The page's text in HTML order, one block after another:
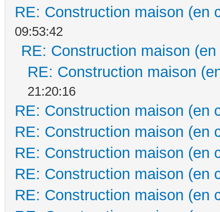
RE: Construction maison (en
09:53:42
RE: Construction maison
RE: Construction maison
21:20:16
RE: Construction maison (en
RE: Construction maison (en
RE: Construction maison (en
RE: Construction maison (en
RE: Construction maison (en